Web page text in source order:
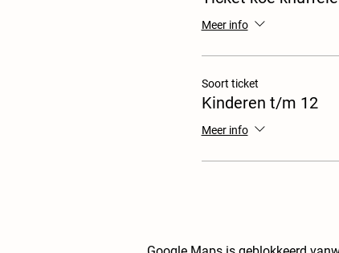
Meer info
Soort ticket
Kinderen t/m 12
Meer info